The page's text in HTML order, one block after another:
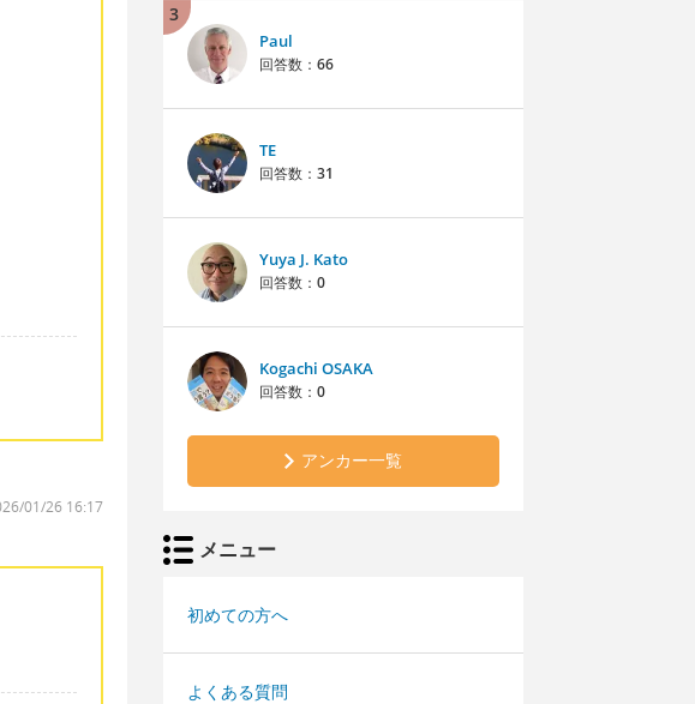
01/26 16:17
3
Paul
回答数： 66
TE
回答数： 31
Yuya J. Kato
回答数： 0
Kogachi OSAKA
回答数： 0
アンカー一覧
メニュー
初めての方へ
よくある質問